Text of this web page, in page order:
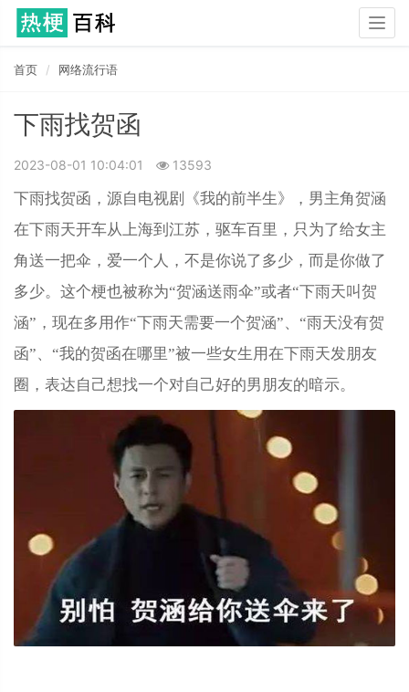
首页 网络流行语
下雨找贺函
2023-08-01 10:04:01 13593
下雨找贺函，源自电视剧《我的前半生》，男主角贺涵
在下雨天开车从上海到江苏，驱车百里，只为了给女主
角送一把伞，爱一个人，不是你说了多少，而是你做了
多少。这个梗也被称为“贺涵送雨伞”或者“下雨天叫贺
涵”，现在多用作“下雨天需要一个贺涵”、“雨天没有贺
函”、“我的贺函在哪里”被一些女生用在下雨天发朋友
圈，表达自己想找一个对自己好的男朋友的暗示。